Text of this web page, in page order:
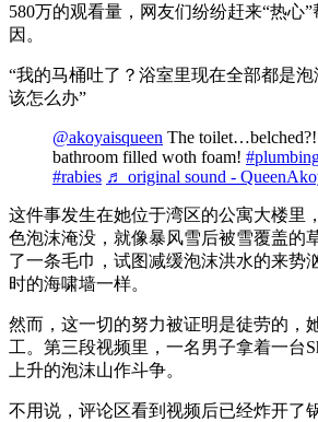
580万的观看量，网友们纷纷赶来“热心
因。
“我的马桶吐了？浴室里现在全部都是
该怎么办”
@akoyaisqueen The
bathroom filled woth foam!
#rabies ♬ original sound -
这件事发生在她位于湾区的公寓大楼里
色泡沫淹没，就像暴风雪后被雪覆盖的
了一条毛巾，试图减缓泡沫洪水的来势
时的海啸墙一样。
然而，这一切的努力被证明是徒劳的，
工。第三段视频里，一名男子拿着一台
上升的泡沫山作斗争。
不用说，评论区看到视频后已经炸开了